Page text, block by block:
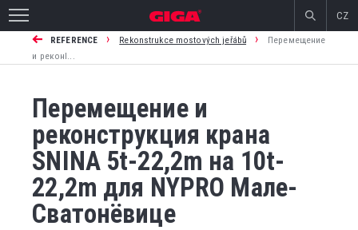
CZ
REFERENCE › Rekonstrukce mostových jeřábů ›
Перемещение
и реконl...
Перемещение и
реконструкция крана
SNINA 5t-22,2m на 10t-
22,2m для NYPRO Мале-
Сватонёвице